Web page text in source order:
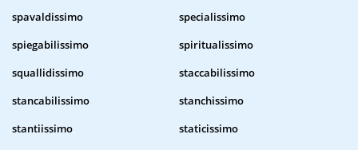
spavaldissimo
specialissimo
spiegabilissimo
spiritualissimo
squallidissimo
staccabilissimo
stancabilissimo
stanchissimo
stantiissimo
staticissimo